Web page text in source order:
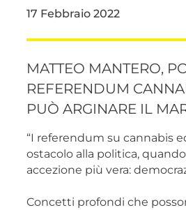
17 Febbraio 2022
MATTEO MANTERO,
REFERENDUM
PUÒ ARGINARE IL
“I referendum su cannabis
ostacolo alla politica,
accezione più vera:
Concetti profondi che